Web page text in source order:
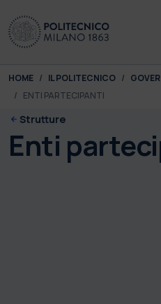
You are here:
HOME IL POLITECNICO
ENTI PARTECIPANTI
Strutture
Enti